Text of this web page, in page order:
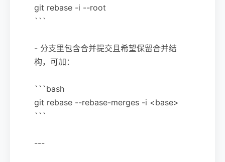
git rebase -i --root
```
- 分支里包含合并提交且希望保留合并结
构，可加：
```bash
git rebase --rebase-merges -i <base>
```
---